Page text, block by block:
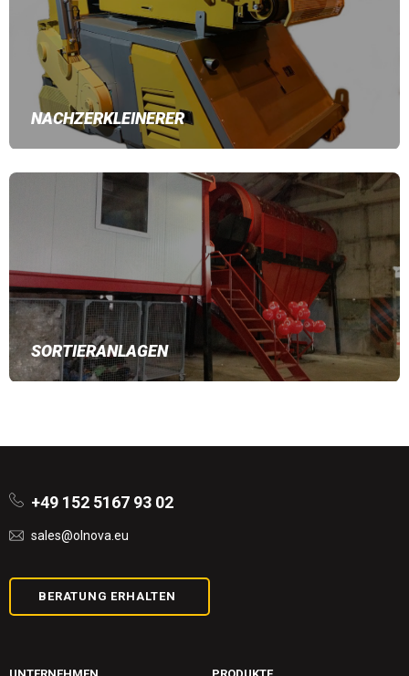
NACHZERKLEINERER
SORTIERANLAGEN
+49 152 5167 93 02
sales@olnova.eu
BERATUNG ERHALTEN